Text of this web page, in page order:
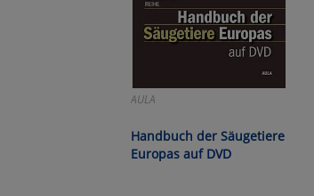
AULA
Handbuch der Säugetiere
Europas auf DVD